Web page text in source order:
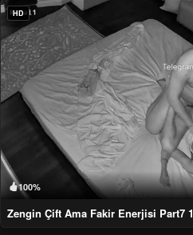
HD
100%
Zengin Çift Ama Fakir Enerjisi Part7 1